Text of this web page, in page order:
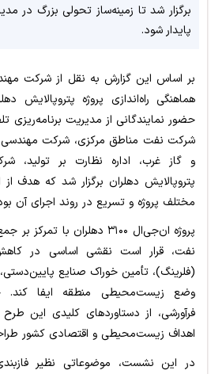
برگزار شد تا زمینه‌ساز تحولی بزرگ در
پایدار شود.
بر اساس این گزارش به نقل از شرکت
حضور نمایندگانی از مدیریت برنامه‌ریزی
شرکت نفت مناطق مرکزی، شرکت
پتروپالایش دهلران برگزار شد که هدف از
مختلف پروژه و تسریع در روند اجرای آن
پروژه ان‌جی‌ال ۳۱۰۰ دهلران با
نفت، قرار است نقشی اساسی در
(فلرینگ)، تأمین خوراک صنایع
وضع زیست‌محیطی منطقه ایفا
فرآورشی، از دستاوردهای کلیدی این
اهداف زیست‌محیطی و اقتصادی کشور
در این نشست، موضوعاتی نظیر